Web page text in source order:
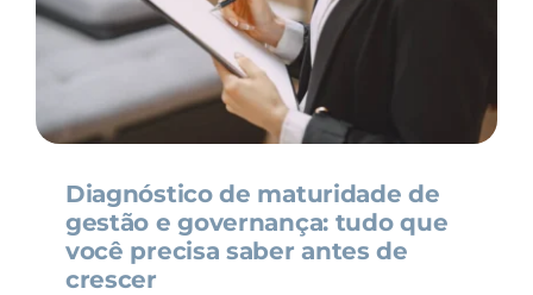
Diagnóstico de maturidade de
gestão e governança: tudo que
você precisa saber antes de
crescer